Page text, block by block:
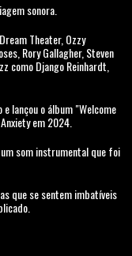
sonora.
Theater, Ozzy
Rory Gallagher, Steven
como Django Reinhardt,
lançou o álbum "Welcome
em 2024.
som instrumental que foi
que se sentem imbatíveis